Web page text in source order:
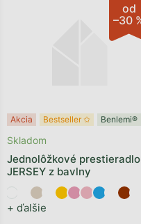
od
–30
Akcia Bestseller ✩ Benlemi®
Jednolôžkové prestieradlo
JERSEY z bavlny
+ ďalšie
Skladom